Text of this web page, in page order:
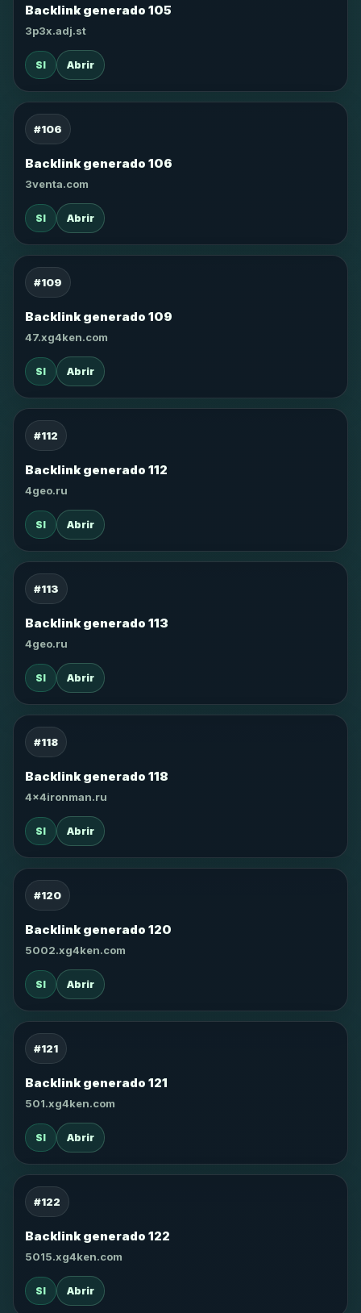
Backlink generado 105
3p3x.adj.st
SI Abrir
#106
Backlink generado 106
3venta.com
SI Abrir
#109
Backlink generado 109
47.xg4ken.com
SI Abrir
#112
Backlink generado 112
4geo.ru
SI Abrir
#113
Backlink generado 113
4geo.ru
SI Abrir
#118
Backlink generado 118
4x4ironman.ru
SI Abrir
#120
Backlink generado 120
5002.xg4ken.com
SI Abrir
#121
Backlink generado 121
501.xg4ken.com
SI Abrir
#122
Backlink generado 122
5015.xg4ken.com
SI Abrir